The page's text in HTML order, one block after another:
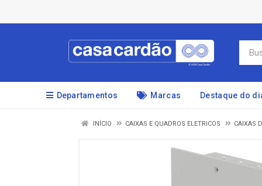
Departamentos Marcas Destaque do
INÍCIO CAIXAS E QUADROS ELETRICOS CAIXAS